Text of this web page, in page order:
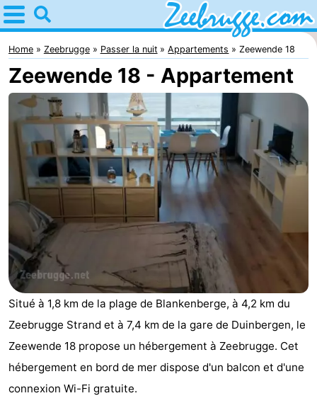
Home
Zeebrugge
Astuces
Avec
les
enfants
Passer
nuit
Appartements
-
Holiday
Suites
Zeebrugge
Seaside
Blankenberge
Chambre
d'hôtes
Chaumières
Beachside
Hôtels
Home Zeebrugge Passer la nuit Appartements Zeewende 18
Zeewende 18 - Appartement
Situé à 1,8 km de la plage de Blankenberge, à 4,2 km du
Zeebrugge Strand et à 7,4 km de la gare de Duinbergen, le
Zeewende 18 propose un hébergement à Zeebrugge. Cet
hébergement en bord de mer dispose d'un balcon et d'une
connexion Wi-Fi gratuite.